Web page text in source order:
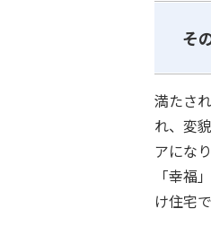
そ
満たさ
れ、変
アにな
「幸福
け住宅で